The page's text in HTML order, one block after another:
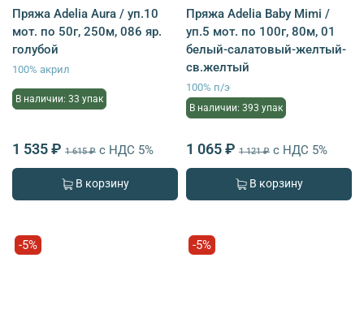
Пряжа Adelia Aura / уп.10
мот. по 50г, 250м, 086 яр.
голубой
100% акрил
В наличии: 33 упак
1 535 ₽ 1 615 ₽ с НДС 5%
В корзину
Пряжа Adelia Baby Mimi /
уп.5 мот. по 100г, 80м, 01
белый-салатовый-желтый-
св.желтый
100% п/э
В наличии: 393 упак
1 065 ₽ 1 121 ₽ с НДС 5%
В корзину
-5% -5%